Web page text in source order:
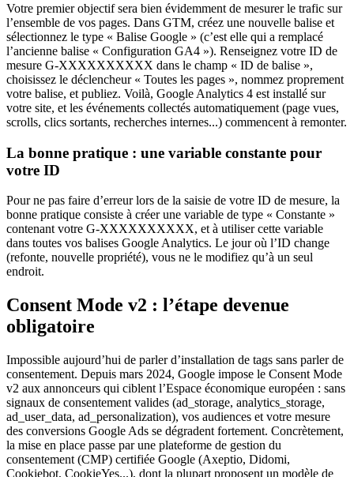
Votre premier objectif sera bien évidemment de mesurer le trafic sur
l’ensemble de vos pages. Dans GTM, créez une nouvelle balise et
sélectionnez le type « Balise Google » (c’est elle qui a remplacé
l’ancienne balise « Configuration GA4 »). Renseignez votre ID de
mesure G-XXXXXXXXXX dans le champ « ID de balise »,
choisissez le déclencheur « Toutes les pages », nommez proprement
votre balise, et publiez. Voilà, Google Analytics 4 est installé sur
votre site, et les événements collectés automatiquement (page vues,
scrolls, clics sortants, recherches internes...) commencent à remonter.
La bonne pratique : une variable constante pour
votre ID
Pour ne pas faire d’erreur lors de la saisie de votre ID de mesure, la
bonne pratique consiste à créer une variable de type « Constante »
contenant votre G-XXXXXXXXXX, et à utiliser cette variable
dans toutes vos balises Google Analytics. Le jour où l’ID change
(refonte, nouvelle propriété), vous ne le modifiez qu’à un seul
endroit.
Consent Mode v2 : l’étape devenue
obligatoire
Impossible aujourd’hui de parler d’installation de tags sans parler de
consentement. Depuis mars 2024, Google impose le Consent Mode
v2 aux annonceurs qui ciblent l’Espace économique européen : sans
signaux de consentement valides (ad_storage, analytics_storage,
ad_user_data, ad_personalization), vos audiences et votre mesure
des conversions Google Ads se dégradent fortement. Concrètement,
la mise en place passe par une plateforme de gestion du
consentement (CMP) certifiée Google (Axeptio, Didomi,
Cookiebot, CookieYes...), dont la plupart proposent un modèle de